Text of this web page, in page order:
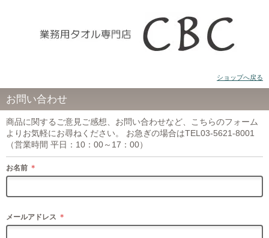
ショップへ戻る
お問い合わせ
商品に関するご意見ご感想、お問い合わせなど、こちらのフォーム
よりお気軽にお尋ねください。 お急ぎの場合はTEL03-5621-8001
（営業時間 平日：10：00～17：00）
お名前 ＊
メールアドレス ＊